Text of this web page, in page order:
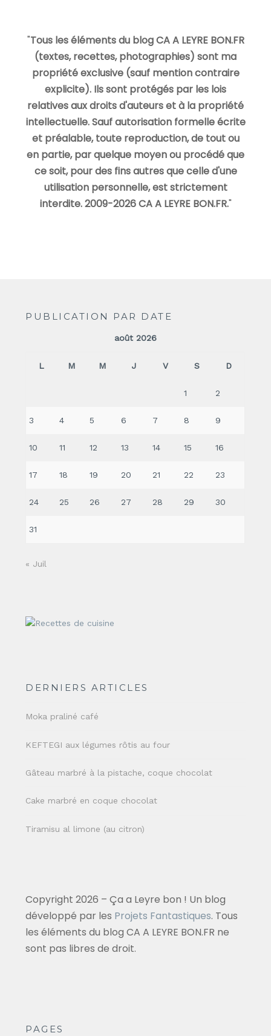
"Tous les éléments du blog CA A LEYRE BON.FR
(textes, recettes, photographies) sont ma
propriété exclusive (sauf mention contraire
explicite). Ils sont protégés par les lois
relatives aux droits d'auteurs et à la propriété
intellectuelle. Sauf autorisation formelle écrite
et préalable, toute reproduction, de tout ou
en partie, par quelque moyen ou procédé que
ce soit, pour des fins autres que celle d'une
utilisation personnelle, est strictement
interdite. 2009-2026 CA A LEYRE BON.FR."
PUBLICATION PAR DATE
août 2026
L M M J V S D
1 2
3 4 5 6 7 8 9
10 11 12 13 14 15 16
17 18 19 20 21 22 23
24 25 26 27 28 29 30
31
« Juil
DERNIERS ARTICLES
Moka praliné café
KEFTEGI aux légumes rôtis au four
Gâteau marbré à la pistache, coque chocolat
Cake marbré en coque chocolat
Tiramisu al limone (au citron)
Copyright 2026 – Ça a Leyre bon ! Un blog
développé par les Projets Fantastiques. Tous
les éléments du blog CA A LEYRE BON.FR ne
sont pas libres de droit.
PAGES